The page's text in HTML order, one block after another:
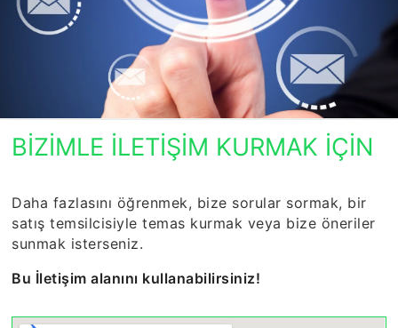
BIZIMLE ILETIŞIM KURMAK IÇIN
Daha fazlasını öğrenmek, bize sorular sormak, bir
satış temsilcisiyle temas kurmak veya bize öneriler
sunmak isterseniz.
Bu İletişim alanını kullanabilirsiniz!